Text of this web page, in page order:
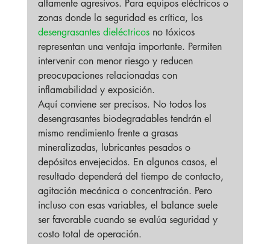
altamente agresivos. Para equipos eléctricos o
zonas donde la seguridad es crítica, los
desengrasantes dieléctricos no tóxicos
representan una ventaja importante. Permiten
intervenir con menor riesgo y reducen
preocupaciones relacionadas con
inflamabilidad y exposición.
Aquí conviene ser precisos. No todos los
desengrasantes biodegradables tendrán el
mismo rendimiento frente a grasas
mineralizadas, lubricantes pesados o
depósitos envejecidos. En algunos casos, el
resultado dependerá del tiempo de contacto,
agitación mecánica o concentración. Pero
incluso con esas variables, el balance suele
ser favorable cuando se evalúa seguridad y
costo total de operación.